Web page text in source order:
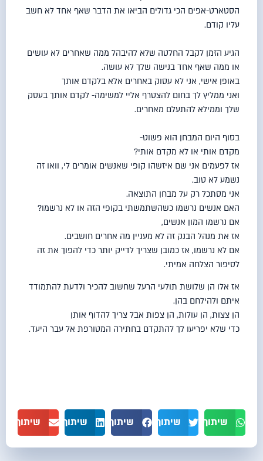
הסטארט-אפים הכי גדולים הביאו את הדבר שאף אחד לא חשב
עליו קודם.
הגיע הזמן לקבל החלטה שלא להיבהל ממה שאחרים לא עושים
או ממה שאף אחד בנישה שלך לא עושה.
באופן אישי, אני לא עסוק באחרים אלא בלקדם אותך
ואני ממליץ לך בחום להצטרף אליי למשימה- לקדם אותך בעסק
שלך וממילא להתעלם מאחרים.
בסוף היום המבחן הוא פשוט-
מקדם אותי או לא מקדם אותי?
אז לפעמים אני שם איזשהו קופי שאנשים אומרים לי, וואו זה
נשמע לא טוב.
אני מסתכל רק על מבחן התוצאה.
האם אנשים נרשמו כשהשתמשתי בקופי הזה או לא נרשמו?
אם נרשמו המון אנשים,
אז את מנהל הבנק זה לא מעניין מה אחרים חושבים.
אם לא נרשמו, אז כמובן שצריך לדייק יותר כדי להפוך את זה
לסיפור הצלחה אמיתי.
אז אלו הן שלושת תולעי הרעל שחשוב להכיר ולדעת להתמודד
איתם ולהילחם בהן.
הן צצות, הן עולות, הן צפות אבל צריך להדוף אותן
כדי שלא יפריעו לך להתקדם בחתירה המטורפת אל עבר היעד.
שיתוף בוואטסאפשיתוף בטוויטרשיתוף בפייסבוקשיתוף בלינקדאין
שיתוף